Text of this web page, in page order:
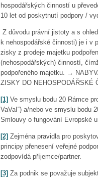
hospodářských činností u
10 let od poskytnutí podpory /
Z důvodu právní jistoty a s
k nehospodářské činnosti) je i v
zisky z prodeje majetku
(nehospodářských) činností,
podpořeného majetku. →
ZISKY DO NEHOSPODÁŘSKÉ
[1] Ve smyslu bodu 20 Rámce
VaVaI“) a/nebo ve smyslu bodu
Smlouvy o fungování Evropské
[2] Zejména pravidla pro
principy přenesení veřejné
zodpovídá příjemce/partner.
[3]Za podnik se považuje